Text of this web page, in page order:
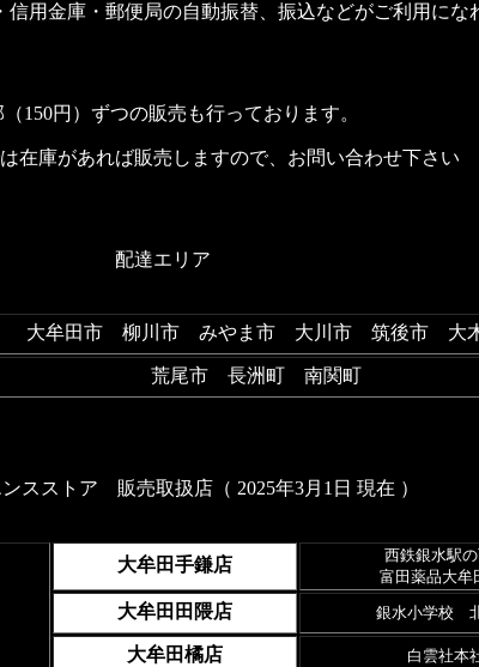
信用金庫・郵便局の自動振替、振込などがご利用にな
（150円）ずつの販売も行っております。
在庫があれば販売しますので、お問い合わせ下さい
配達エリア
大牟田市 柳川市 みやま市 大川市 筑後市 大
荒尾市 長洲町 南関町
スストア 販売取扱店（ 2025年3月1日 現在 ）
大牟田手鎌店
西鉄銀水駅
富田薬品大牟
大牟田田隈店 銀水小学校
大牟田橘店 白雲社本